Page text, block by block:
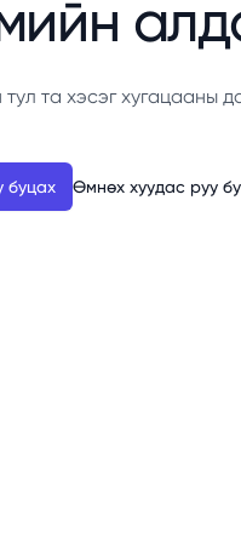
та хэсэг хугацааны
буцах Өмнөх хуудас руу